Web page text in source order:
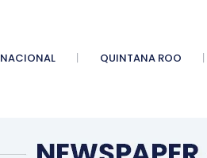
NACIONAL QUINTANA ROO